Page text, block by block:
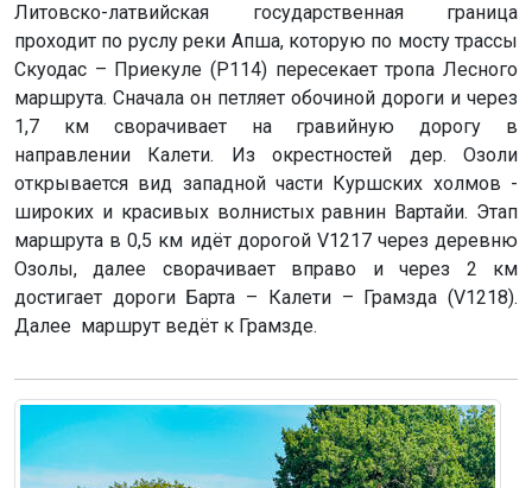
Литовско-латвийская государственная граница
проходит по руслу реки Апша, которую по мосту трассы
Скуодас – Приекуле (P114) пересекает тропа Лесного
маршрута. Сначала он петляет обочиной дороги и через
1,7 км сворачивает на гравийную дорогу в
направлении Калети. Из окрестностей дер. Озоли
открывается вид западной части Куршских холмов -
широких и красивых волнистых равнин Вартайи. Этап
маршрута в 0,5 км идёт дорогой V1217 через деревню
Озолы, далее сворачивает вправо и через 2 км
достигает дороги Барта – Калети – Грамзда (V1218).
Далее маршрут ведёт к Грамзде.